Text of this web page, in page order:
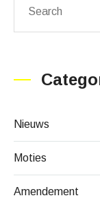
Nieuws
Moties
Amendement